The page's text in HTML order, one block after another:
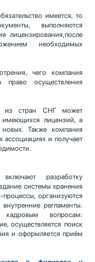
имеется, то
выполняются
лицензирования,после
необходимых
чего компания
осуществления
из стран СНГ может
имеющихся лицензий, а
Также компания
ассоциациях и получает
разработку
системы хранения
организуются
регламенты.
вопросам:
осуществляется поиск
и оформляется приём